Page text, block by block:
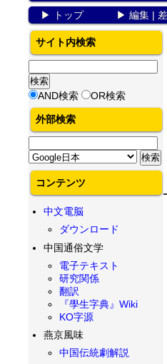
▶
トップ▶ 編集|
サイト内検索
AND検索 OR検索
外部検索
コンテンツ
中文電脳
ダウンロード
中国通俗文学
電子テキスト
研究関係
翻訳
『學生字典』Wiki
KO字源
燕京風味
中国伝統劇解説